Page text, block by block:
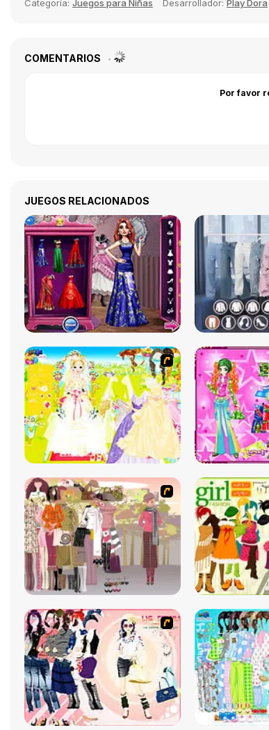
Categoría: Juegos para Niñas Desarrollador: Play Dora
COMENTARIOS
Por favor
JUEGOS RELACIONADOS